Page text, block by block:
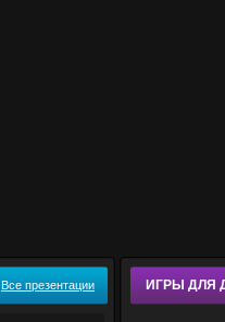
Все презентации ИГРЫ ДЛЯ